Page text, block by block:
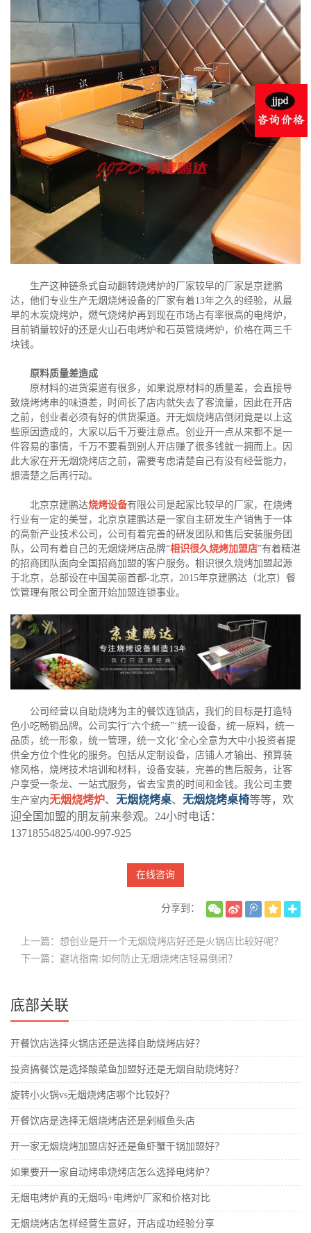
生产这种链条式自动翻转烧烤炉的厂家较早的厂家是京建鹏
达，他们专业生产无烟烧烤设备的厂家有着13年之久的经验，从最
早的木炭烧烤炉，燃气烧烤炉再到现在市场占有率很高的电烤炉，
目前销量较好的还是火山石电烤炉和石英管烧烤炉，价格在两三千
块钱。
原料质量差造成
原材料的进货渠道有很多，如果说原材料的质量差，会直接导
致烧烤烤串的味道差，时间长了店内就失去了客流量，因此在开店
之前，创业者必须有好的供货渠道。开无烟烧烤店倒闭竟是以上这
些原因造成的，大家以后千万要注意点。创业开一点从来都不是一
件容易的事情，千万不要看到别人开店赚了很多钱就一拥而上。因
此大家在开无烟烧烤店之前，需要考虑清楚自己有没有经营能力，
想清楚之后再行动。
北京京建鹏达烧烤设备有限公司是起家比较早的厂家，在烧烤
行业有一定的美誉，北京京建鹏达是一家自主研发生产销售于一体
的高新产业技术公司，公司有着完善的研发团队和售后安装服务团
队，公司有着自己的无烟烧烤店品牌“相识很久烧烤加盟店”有着精湛
的招商团队面向全国招商加盟的客户服务。相识很久烧烤加盟起源
于北京，总部设在中国美丽首都-北京，2015年京建鹏达（北京）餐
饮管理有限公司全面开始加盟连锁事业。
公司经营以自助烧烤为主的餐饮连锁店，我们的目标是打造特
色小吃畅销品牌。公司实行“六个统一”‘统一设备，统一原料，统一
品质，统一形象，统一管理，统一文化’全心全意为大中小投资者提
供全方位个性化的服务。包括从定制设备，店铺人才输出、预算装
修风格，烧烤技术培训和材料，设备安装，完善的售后服务，让客
户享受一条龙、一站式服务，省去宝贵的时间和金钱。我公司主要
生产室内无烟烧烤炉、 无烟烧烤桌、 无烟烧烤桌椅等等，欢
迎全国加盟的朋友前来参观。24小时电话：
13718554825/400-997-925
在线咨询
分享到：
上一篇：想创业是开一个无烟烧烤店好还是火锅店比较好呢？
下一篇：避坑指南:如何防止无烟烧烤店轻易倒闭？
底部关联
开餐饮店选择火锅店还是选择自助烧烤店好？
投资搞餐饮是选择酸菜鱼加盟好还是无烟自助烧烤好？
旋转小火锅vs无烟烧烤店哪个比较好？
开餐饮店是选择无烟烧烤店还是剁椒鱼头店
开一家无烟烧烤加盟店好还是鱼虾蟹干锅加盟好？
如果要开一家自动烤串烧烤店怎么选择电烤炉？
无烟电烤炉真的无烟吗+电烤炉厂家和价格对比
无烟烧烤店怎样经营生意好，开店成功经验分享